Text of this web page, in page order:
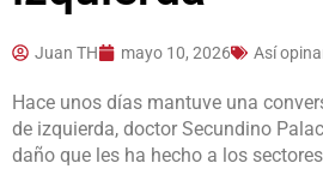
Juan TH mayo 10, 2026 Así
Hace unos días mantuve una
de izquierda, doctor Secundino
daño que les ha hecho a los